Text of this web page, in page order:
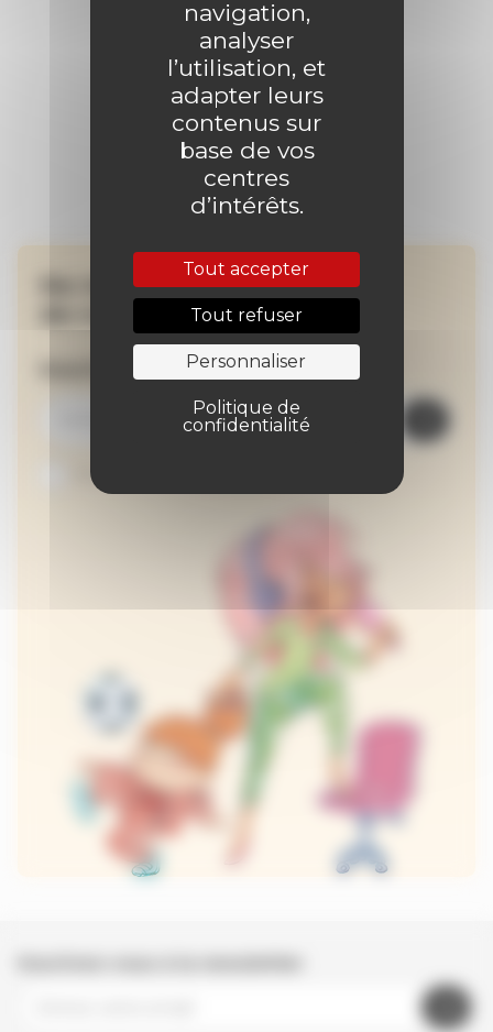
navigation,
analyser
l’utilisation, et
adapter leurs
contenus sur
base de vos
centres
d’intérêts.
Tout accepter
Tout refuser
Personnaliser
Politique de
confidentialité
Ne manquez aucune
de nos actualités !
Inscrivez-vous à la newsletter
Je suis abonné au site